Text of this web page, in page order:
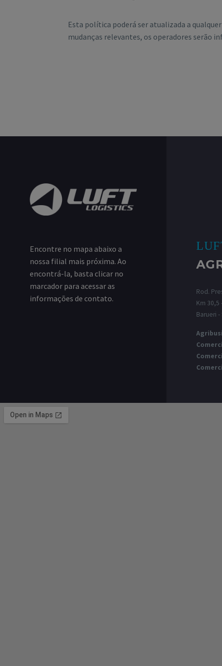
Esta política poderá ser atualizada a
mudanças relevantes, os operadores serão
Encontre no mapa abaixo a
nossa filial mais próxima. Ao
encontrá-la, basta clicar no
marcador para acessar as
informações de contato.
Rod.
Km 30,5
Barueri -